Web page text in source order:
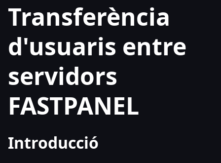
Transferència
d'usuaris entre
servidors
FASTPANEL
Introducció